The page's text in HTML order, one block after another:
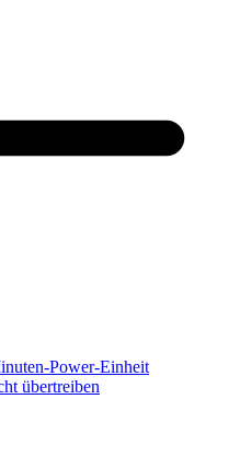
Power-Einheit
übertreiben